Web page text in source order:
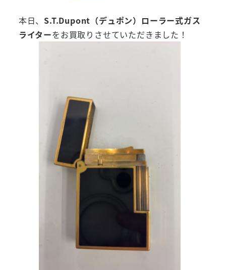
本日、 S.T.Dupont（デュポン）ローラー式ガス
ライターをお買取りさせていただきました！